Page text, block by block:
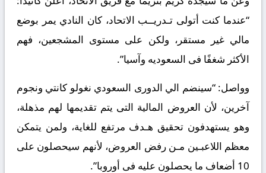
“عندما كنت أتولى تـدريــب الاتحاد، كان النادي يمر بوضع
مالي غير مستقر، ولكن على مستوى المشجعين، فهم
الأكثر شغفًا فى السعوديه وآسيا”.
وواصل: “سينضم الي الدورى السعودي نغولو كانتي ونجوم
آخرين، لأن العروض المالية التى يتم تقديمها لهم مذهلة،
وهو يستهدفون تحقيق هـدف مرتفع للغاية، ولمن يتمكن
معظم اللاعبـين مـن رفض العروض، لأنهم سيحصلون على
10 أضعاف ما يحصلون عليه فى أوروبا”.